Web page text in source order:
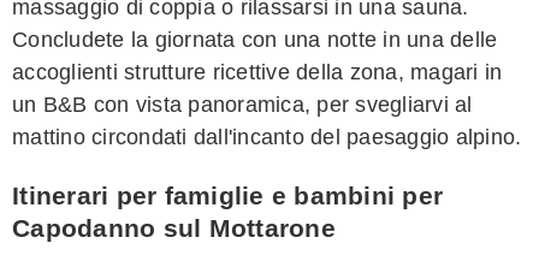
massaggio di coppia o rilassarsi in una sauna.
Concludete la giornata con una notte in una delle
accoglienti strutture ricettive della zona, magari in
un B&B con vista panoramica, per svegliarvi al
mattino circondati dall'incanto del paesaggio alpino.
Itinerari per famiglie e bambini per
Capodanno sul Mottarone